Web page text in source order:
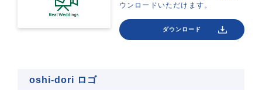
ウンロードいただけます。
ダウンロード
oshi-dori ロゴ